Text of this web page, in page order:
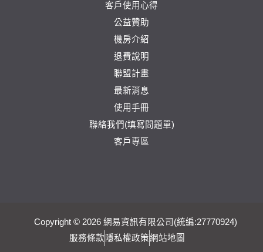
客戶使用心得
公益贊助
機房介紹
退費說明
聯盟計畫
最新消息
使用手冊
聯絡我們(填寫問題單)
客戶專區
Copyright © 2026 網易資訊有限公司(統編:27770924)
服務條款 隱私權政策網站地圖